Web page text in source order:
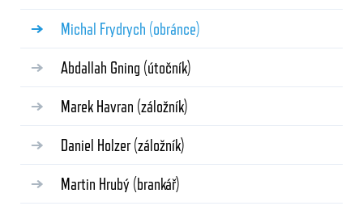
Michal Frydrych (obránce)
Abdallah Gning (útočník)
Marek Havran (záložník)
Daniel Holzer (záložník)
Martin Hrubý (brankář)